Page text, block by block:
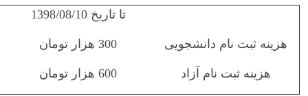
تا تاریخ 1398/08/10
هزینه ثبت نام دانشجویی 300 هزار تومان
هزینه ثبت نام آزاد 600 هزار تومان